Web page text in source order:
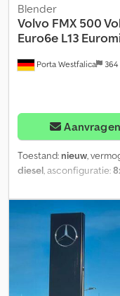
Porta Westfalica 364
Blender
Volvo FMX 500
Euro6e L13
Aanvragen
Toestand: nieuw,
diesel, asconfiguratie:
,
overbrenging:
Uitrusting:ABS,
(Elektronisch
airconditioning,
differentieelslot,
stabiliteitsprogramma
= Verdere opties en